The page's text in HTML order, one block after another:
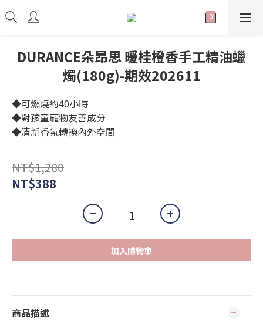
DURANCE朵昂思 暖桂橙香手工精油蠟
燭(180g)-期效202611
◆可燃燒約40小時
◆對孩童寵物友善成分
◆清新香氛轉換內外空間
NT$1,280
NT$388
加入購物車
商品描述